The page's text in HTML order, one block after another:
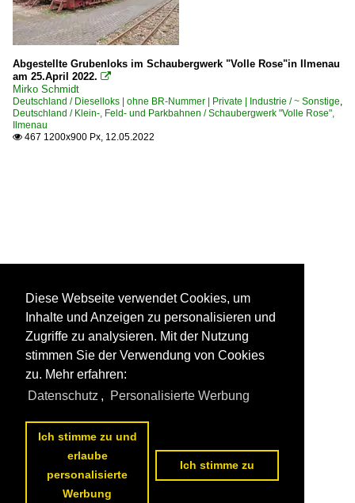
Abgestellte Grubenloks im Schaubergwerk "Volle Rose"in Ilmenau
am 25.April 2022. 
Mirko Schmidt
Deutschland / Dieselloks | ohne BR-Nummer | Private | Industrie / ~ Sonstige,
Deutschland / Klein-, Feld- und Parkbahnen / Schaubergwerk "Volle Rose",
Ilmenau
 467 1200x900 Px, 12.05.2022
Diese Webseite verwendet Cookies, um
Inhalte und Anzeigen zu personalisieren und
Zugriffe zu analysieren. Mit der Nutzung
stimmen Sie der Verwendung von Cookies
zu. Mehr erfahren:
Datenschutz , Personalisierte Werbung
Ich stimme zu und
erlaube
personalisierte
Werbung
Ich stimme zu